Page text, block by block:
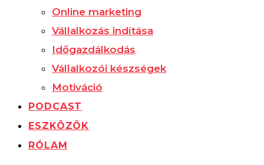
Online marketing
Vállalkozás indítása
Időgazdálkodás
Vállalkozói készségek
Motiváció
PODCAST
ESZKÖZÖK
RÓLAM